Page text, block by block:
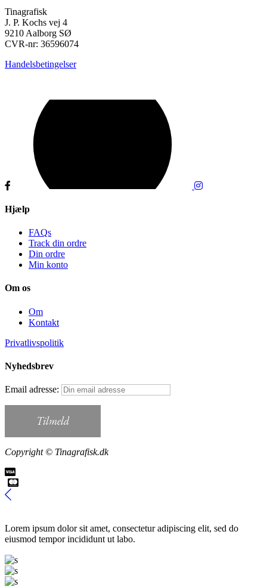
Tinagrafisk
J. P. Kochs vej 4
9210 Aalborg SØ
CVR-nr: 36596074
Handelsbetingelser
Hjælp
FAQs
Track din ordre
Din ordre
Min konto
Om os
Om
Kontakt
Privatlivspolitik
Nyhedsbrev
Email adresse:
Copyright © Tinagrafisk.dk
Lorem ipsum dolor sit amet, consectetur adipiscing elit, sed do
eiusmod tempor incididunt ut labo.